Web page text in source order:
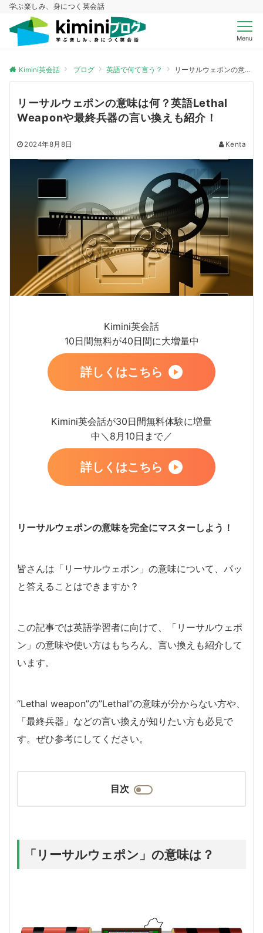
学ぶ楽しみ、身につく英会話
Menu
Kimini英会話 ブログ 英語で何て言う？ リーサルウェポンの意味は何？英語Lethal Weaponや最終兵器の言い換えも紹介！
リーサルウェポンの意味は何？英語Lethal
Weaponや最終兵器の言い換えも紹介！
2024年8月8日 Kenta
Kimini英会話
10日間無料が40日間に大増量中
詳しくはこちら
Kimini英会話が30日間無料体験に増量
中＼8月10日まで／
詳しくはこちら
リーサルウェポンの意味を完全にマスターしよう！
皆さんは「リーサルウェポン」の意味について、パッ
と答えることはできますか？
この記事では英語学習者に向けて、「リーサルウェポ
ン」の意味や使い方はもちろん、言い換えも紹介して
います。
“Lethal weapon”の”Lethal”の意味が分からない方や、
「最終兵器」などの言い換えが知りたい方も必見で
す。ぜひ参考にしてください。
目次
「リーサルウェポン」の意味は？